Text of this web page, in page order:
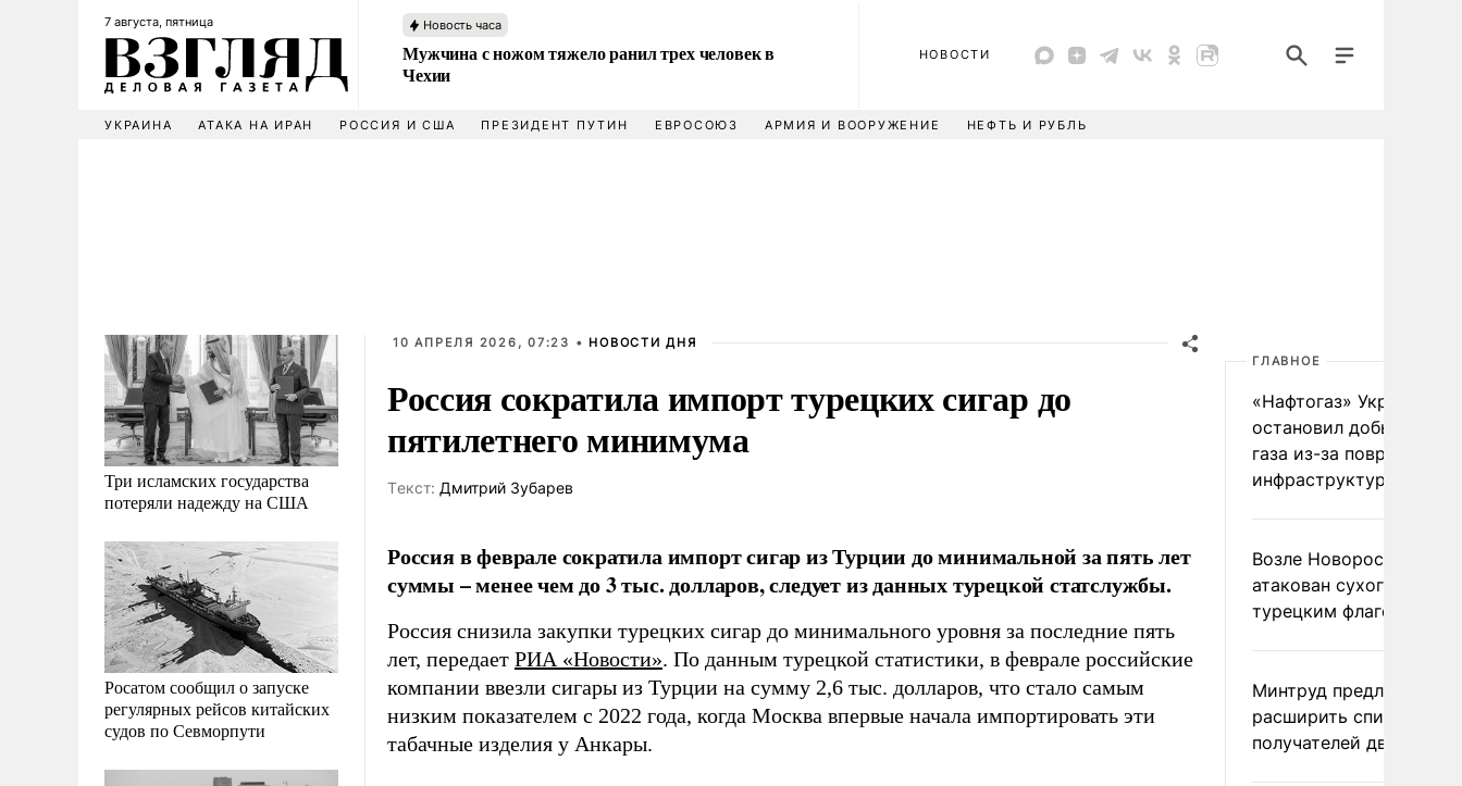
7 августа, пятница Новость часа
Мужчина с ножом тяжело ранил трех человек в
Чехии
НОВОСТИ
УКРАИНА АТАКА НА ИРАН РОССИЯ И США ПРЕЗИДЕНТ ПУТИН ЕВРОСОЮЗ АРМИЯ И ВООРУЖЕНИЕ НЕФТЬ И РУБЛЬ
Три исламских государства
потеряли надежду на США
Росатом сообщил о запуске
регулярных рейсов китайских
судов по Севморпути
10 АПРЕЛЯ 2026, 07:23 • НОВОСТИ ДНЯ
Россия сократила импорт турецких сигар до
пятилетнего минимума
Tекст: Дмитрий Зубарев
Россия в феврале сократила импорт сигар из Турции до минимальной за пять лет
суммы – менее чем до 3 тыс. долларов, следует из данных турецкой статслужбы.
Россия снизила закупки турецких сигар до минимального уровня за последние пять
лет, передает РИА «Новости». По данным турецкой статистики, в феврале российские
компании ввезли сигары из Турции на сумму 2,6 тыс. долларов, что стало самым
низким показателем с 2022 года, когда Москва впервые начала импортировать эти
табачные изделия у Анкары.
ГЛАВНОЕ
«Нафтогаз» Украины
остановил добычу
газа из-за повреждения
инфраструктуры
Возле Новороссийска
атакован сухогруз под
турецким флагом
Минтруд предложил
расширить список
получателей двух